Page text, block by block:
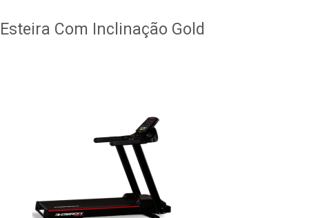
Esteira Com Inclinação Gold